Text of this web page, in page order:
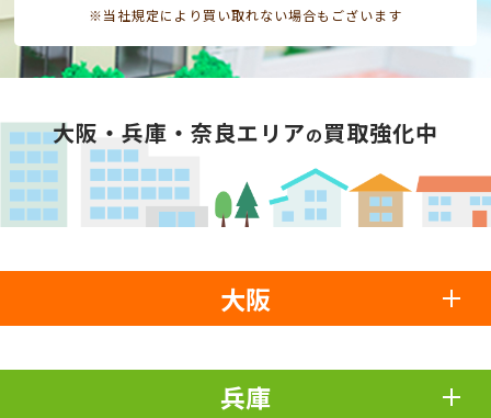
※当社規定により買い取れない場合もございます
大阪・兵庫・奈良エリアの買取強化中
大阪
兵庫